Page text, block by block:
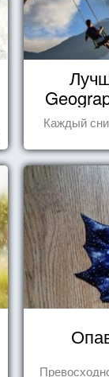
Каждый